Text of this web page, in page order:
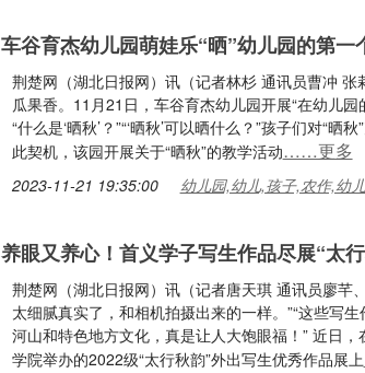
车谷育杰幼儿园萌娃乐“晒”幼儿园的第一
荆楚网（湖北日报网）讯（记者林杉 通讯员曹冲 张
瓜果香。11月21日，车谷育杰幼儿园开展“在幼儿园
“什么是‘晒秋’？”“‘晒秋’可以晒什么？”孩子们对“晒
此契机，该园开展关于“晒秋”的教学活动……更多
2023-11-21 19:35:00 幼儿园,幼儿,孩子,农作,幼
养眼又养心！首义学子写生作品尽展“太
荆楚网（湖北日报网）讯（记者唐天琪 通讯员廖芊
太细腻真实了，和相机拍摄出来的一样。”“这些写
河山和特色地方文化，真是让人大饱眼福！” 近日
学院举办的2022级“太行秋韵”外出写生优秀作品展上